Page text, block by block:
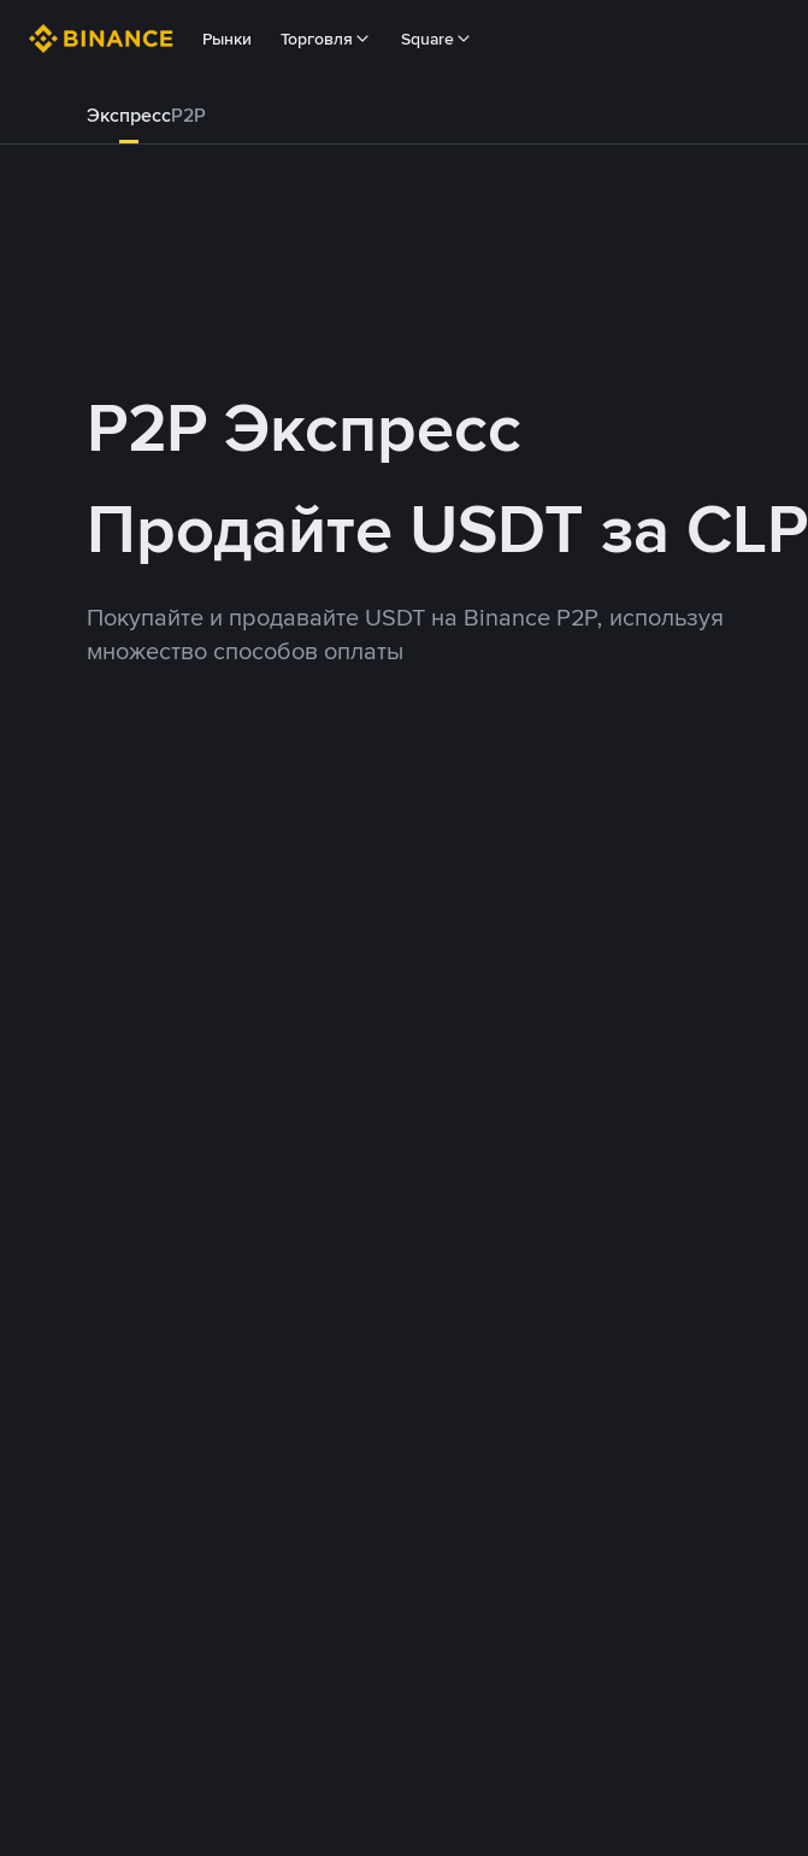
Рынки Торговля Square
ЭкспрессP2P
P2P Экспресс
Продайте USDT за CLP
Покупайте и продавайте USDT на Binance P2P, используя
множество способов оплаты